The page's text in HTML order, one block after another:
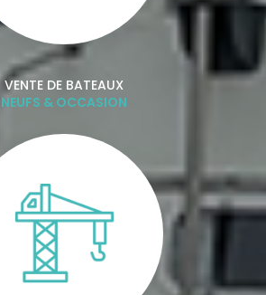
VENTE DE BATEAUX
NEUFS & OCCASION